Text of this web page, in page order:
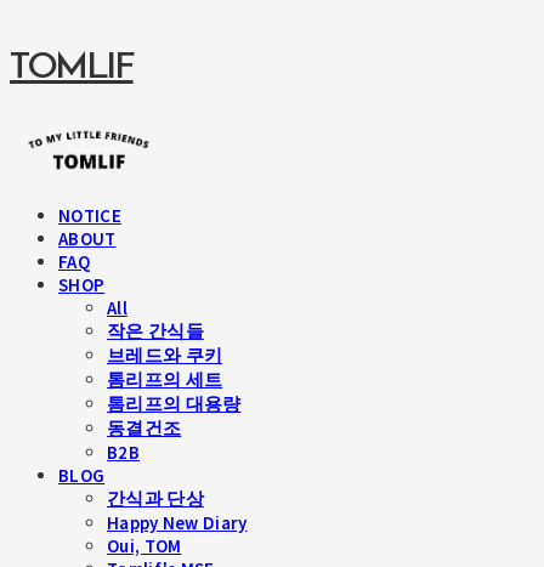
TOMLIF
NOTICE
ABOUT
FAQ
SHOP
All
작은 간식들
브레드와 쿠키
톰리프의 세트
톰리프의 대용량
동결건조
B2B
BLOG
간식과 단상
Happy New Diary
Oui, TOM